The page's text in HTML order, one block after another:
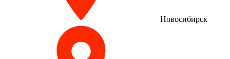
Новосибирск